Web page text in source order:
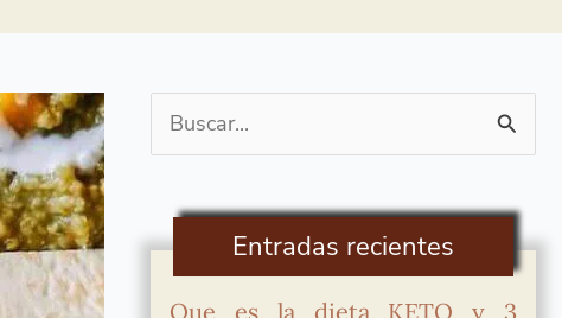
Buscar
por:
Entradas recientes
Que es la dieta KETO y 3